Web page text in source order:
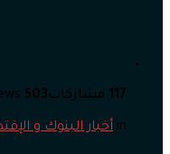
117 مشاركات503
in أخبار البنوك و